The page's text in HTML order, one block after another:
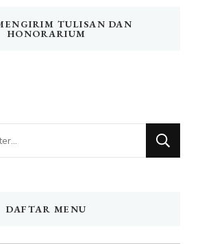
TULISAN DAN
HONORARIUM
DAFTAR MENU